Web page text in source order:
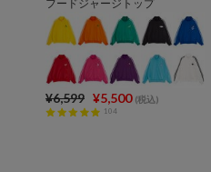
フードジャージトップ
¥6,599 ¥5,500 (税込)
104